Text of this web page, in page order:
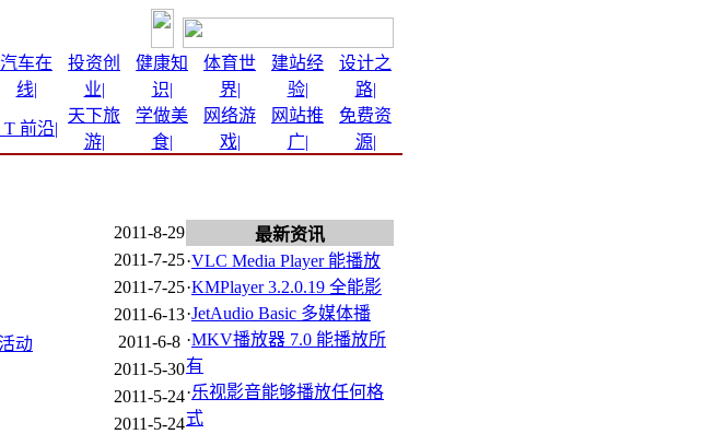
汽车在
线|
投资创
业|
健康知
识|
体育世
界|
建站经
验|
设计之
路|
T 前沿|
天下旅
游|
学做美
食|
网络游
戏|
网站推
广|
免费资
源|
2011-8-29
2011-7-25
2011-7-25
2011-6-13
动
2011-6-8
2011-5-30
2011-5-24
2011-5-24
最新资讯
·VLC Media Player 能播放
·KMPlayer 3.2.0.19 全能影
·JetAudio Basic 多媒体播
·MKV播放器 7.0 能播放所
有
·乐视影音能够播放任何格
式